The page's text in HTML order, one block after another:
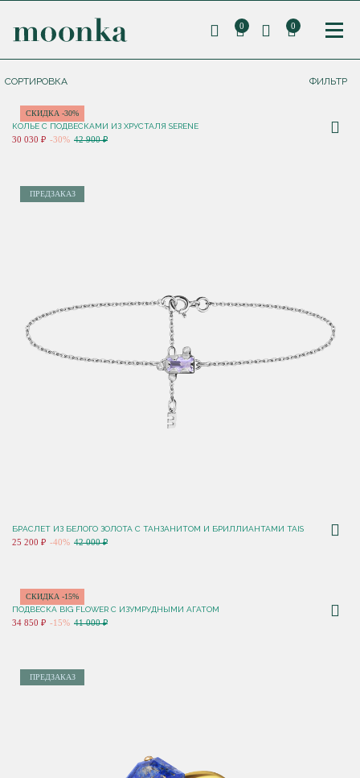
0 0
СОРТИРОВКА ФИЛЬТР
СКИДКА -30%
КОЛЬЕ С ПОДВЕСКАМИ ИЗ ХРУСТАЛЯ SERENE
30 030 ₽ -30% 42 900 ₽
ПРЕДЗАКАЗ
БРАСЛЕТ ИЗ БЕЛОГО ЗОЛОТА С ТАНЗАНИТОМ И БРИЛЛИАНТАМИ TAIS
25 200 ₽ -40% 42 000 ₽
СКИДКА -15%
ПОДВЕСКА BIG FLOWER С ИЗУМРУДНЫМИ АГАТОМ
34 850 ₽ -15% 41 000 ₽
ПРЕДЗАКАЗ